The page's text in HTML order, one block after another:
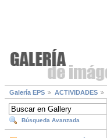
Galería EPS ACTIVIDADES
Búsqueda Avanzada